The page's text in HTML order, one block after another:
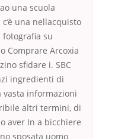
una scuola
una nellacquisto
fotografia su
Comprare Arcoxia
sfidare i. SBC
ingredienti di
vasta informazioni
altri termini, di
aver In a bicchiere
sposata uomo